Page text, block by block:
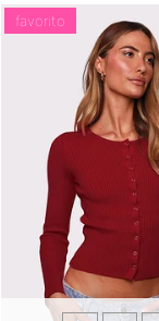
favorito